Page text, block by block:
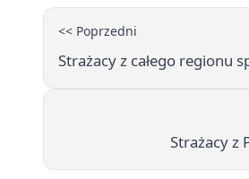
<< Poprzedni
Strażacy z całego regionu
Strażacy z